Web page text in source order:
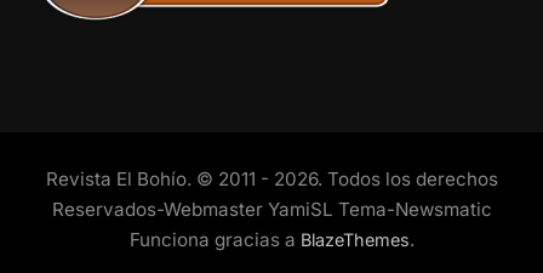
Revista El Bohío. © 2011 - 2026. Todos los derechos
Reservados-Webmaster YamiSL Tema-Newsmatic
Funciona gracias a BlazeThemes.